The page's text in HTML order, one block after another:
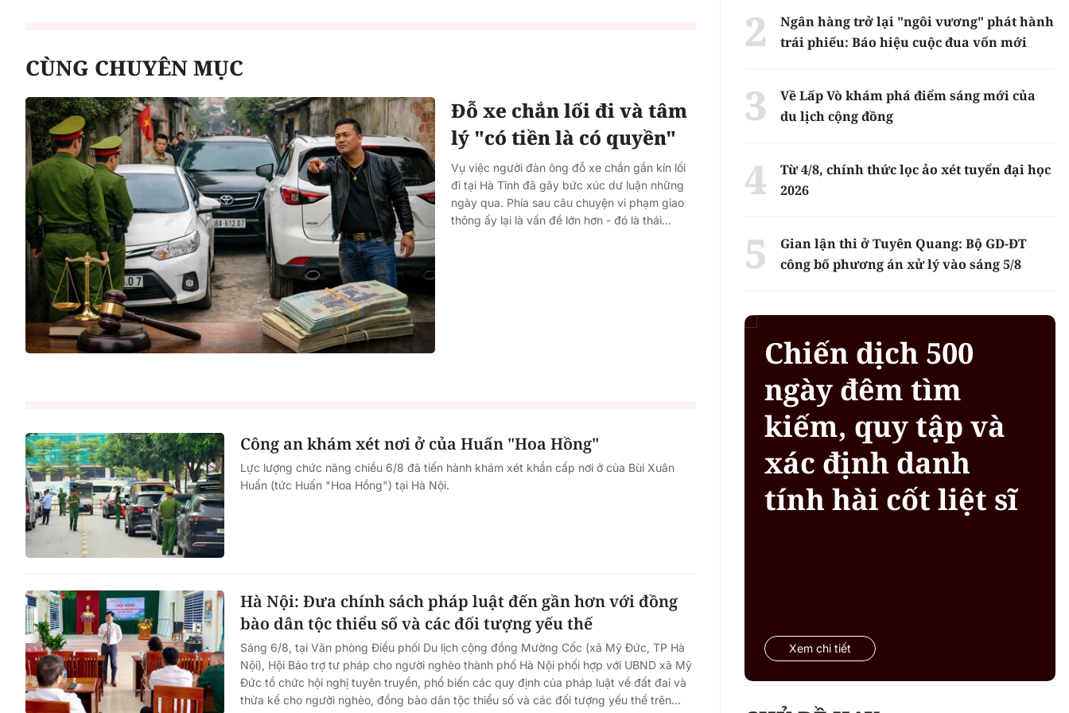
CÙNG CHUYÊN MỤC
Đỗ xe chắn lối đi và tâm
lý "có tiền là có quyền"
Vụ việc người đàn ông đỗ xe chắn gần kín lối
đi tại Hà Tĩnh đã gây bức xúc dư luận những
ngày qua. Phía sau câu chuyện vi phạm giao
thông ấy lại là vấn đề lớn hơn - đó là thái...
Công an khám xét nơi ở của Huấn "Hoa Hồng"
Lực lượng chức năng chiều 6/8 đã tiến hành khám xét khẩn cấp nơi ở của Bùi Xuân
Huấn (tức Huấn "Hoa Hồng") tại Hà Nội.
Hà Nội: Đưa chính sách pháp luật đến gần hơn với đồng
bào dân tộc thiểu số và các đối tượng yếu thế
Sáng 6/8, tại Văn phòng Điều phối Du lịch cộng đồng Mường Cốc (xã Mỹ Đức, TP Hà
Nội), Hội Bảo trợ tư pháp cho người nghèo thành phố Hà Nội phối hợp với UBND xã Mỹ
Đức tổ chức hội nghị tuyên truyền, phổ biến các quy định của pháp luật về đất đai và
thừa kế cho người nghèo, đồng bào dân tộc thiểu số và các đối tượng yếu thế trên...
Ngân hàng trở lại "ngôi vương" phát hành
trái phiếu: Báo hiệu cuộc đua vốn mới
Về Lấp Vò khám phá điểm sáng mới của
du lịch cộng đồng
Từ 4/8, chính thức lọc ảo xét tuyển đại học
2026
Gian lận thi ở Tuyên Quang: Bộ GD-ĐT
công bố phương án xử lý vào sáng 5/8
Chiến dịch 500
ngày đêm tìm
kiếm, quy tập và
xác định danh
tính hài cốt liệt sĩ
Xem chi tiết